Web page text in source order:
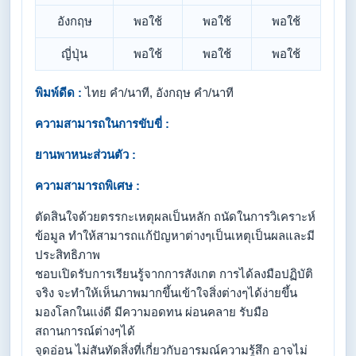
อังกฤษ พอใช้ พอใช้ พอใช้
ญี่ปุ่น พอใช้ พอใช้ พอใช้
พิมพ์ดีด : ไทย คำ/นาที, อังกฤษ คำ/นาที
ความสามารถในการขับขี่ :
ยานพาหนะส่วนตัว :
ความสามารถพิเศษ :
ตัดสินใจด้วยตรรกะเหตุผลเป็นหลัก ถนัดในการวิเคราะห์
ข้อมูล ทำให้สามารถแก้ปัญหาต่างๆเป็นเหตุเป็นผลและมี
ประสิทธิภาพ
ชอบเปิดรับการเรียนรู้จากการสังเกต การได้ลงมือปฏิบัติ
จริง จะทำให้เห็นภาพมากขึ้นเข้าใจสิ่งต่างๆได้ง่ายขึ้น
มองโลกในแง่ดี มีความอดทน ผ่อนคลาย รับมือ
สถานการณ์ต่างๆได้
จุดอ่อน ไม่สันทัดสิ่งที่เกี่ยวกับอารมณ์ความรู้สึก อาจไม่